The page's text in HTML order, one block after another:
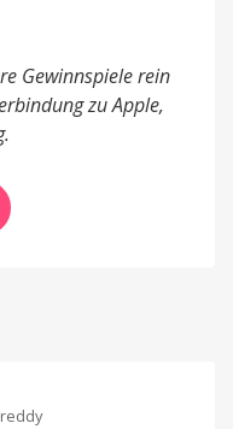
Gewinnspiele rein
zu Apple,